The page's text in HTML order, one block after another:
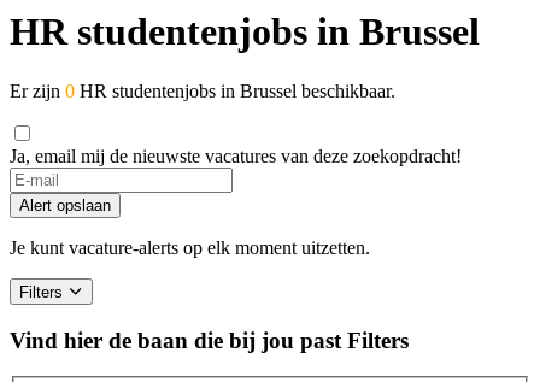
HR studentenjobs in Brussel
Er zijn 0 HR studentenjobs in Brussel beschikbaar.
Ja, email mij de nieuwste vacatures van deze zoekopdracht!
Alert opslaan
Je kunt vacature-alerts op elk moment uitzetten.
Filters
Vind hier de baan die bij jou past Filters